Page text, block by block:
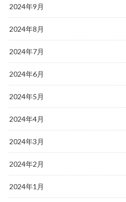
2024年9月
2024年8月
2024年7月
2024年6月
2024年5月
2024年4月
2024年3月
2024年2月
2024年1月